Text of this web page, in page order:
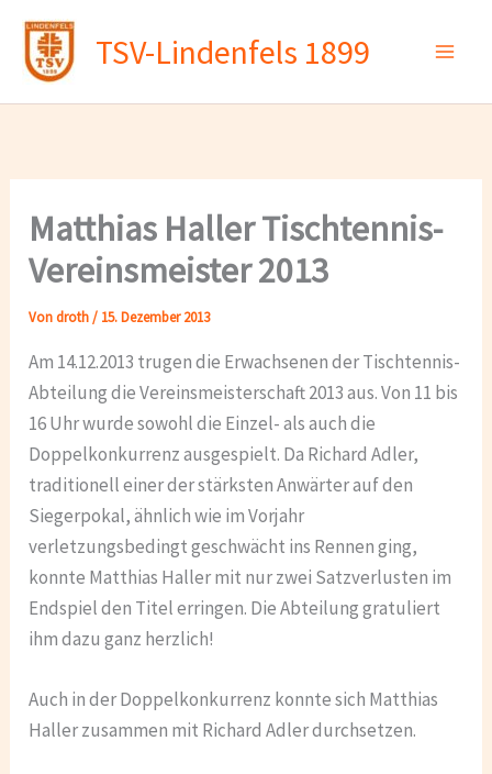
Zum
Inhalt
springen
TSV-Lindenfels 1899
Matthias Haller Tischtennis-
Vereinsmeister 2013
Vondroth/ 15. Dezember 2013
Am 14.12.2013 trugen die Erwachsenen der Tischtennis-
Abteilung die Vereinsmeisterschaft 2013 aus. Von 11 bis
16 Uhr wurde sowohl die Einzel- als auch die
Doppelkonkurrenz ausgespielt. Da Richard Adler,
traditionell einer der stärksten Anwärter auf den
Siegerpokal, ähnlich wie im Vorjahr
verletzungsbedingt geschwächt ins Rennen ging,
konnte Matthias Haller mit nur zwei Satzverlusten im
Endspiel den Titel erringen. Die Abteilung gratuliert
ihm dazu ganz herzlich!
Auch in der Doppelkonkurrenz konnte sich Matthias
Haller zusammen mit Richard Adler durchsetzen.